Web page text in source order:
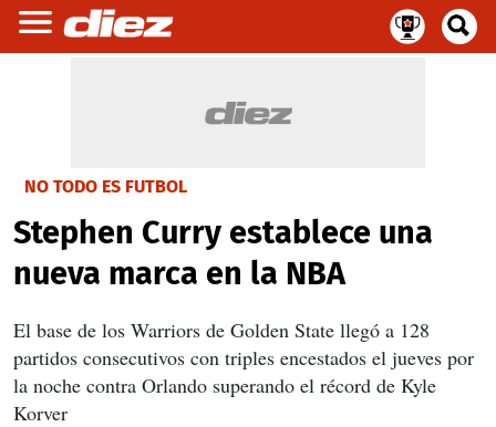
NO TODO ES FUTBOL
Stephen Curry establece una
nueva marca en la NBA
El base de los Warriors de Golden State llegó a 128
partidos consecutivos con triples encestados el jueves por
la noche contra Orlando superando el récord de Kyle
Korver